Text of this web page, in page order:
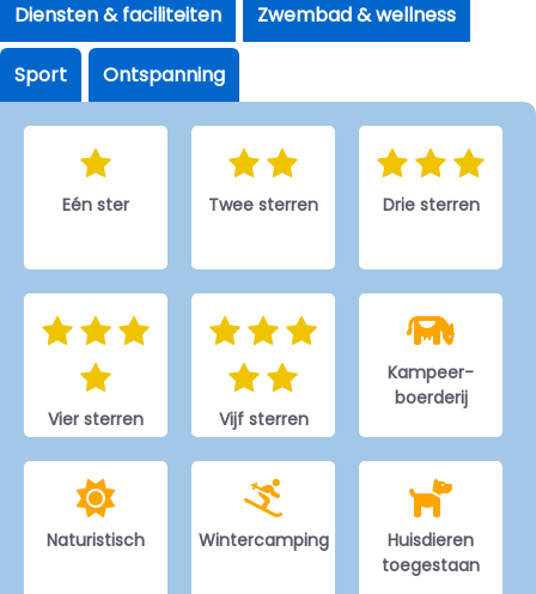
Eén ster Twee sterren Drie sterren
Vier sterren Vijf sterren
Kampeer-
boerderij
Naturistisch Wintercamping
Huisdieren
toegestaan
Diensten & faciliteiten Zwembad & wellness
Sport Ontspanning